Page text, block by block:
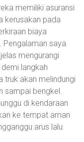
memiliki asuransi
kerusakan pada
biaya
Pengalaman saya
mengurangi
langkah
truk akan melindungi
sampai bengkel.
di kendaraan
ke tempat aman
arus lalu